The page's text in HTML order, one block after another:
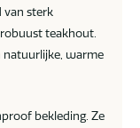
van sterk
teakhout.
natuurlijke, warme
bekleding. Ze